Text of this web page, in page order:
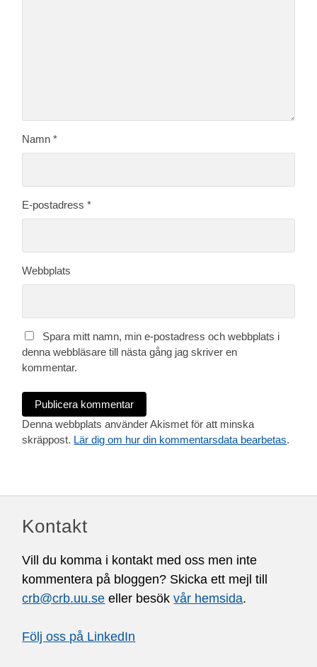
Namn*
E-postadress*
Webbplats
Spara mitt namn, min e-postadress och webbplats i
denna webbläsare till nästa gång jag skriver en
kommentar.
Denna webbplats använder Akismet för att minska
skräppost. Lär dig om hur din kommentarsdata bearbetas.
Kontakt
Vill du komma i kontakt med oss men inte
kommentera på bloggen? Skicka ett mejl till
crb@crb.uu.se eller besökvår hemsida.
Följ oss på LinkedIn